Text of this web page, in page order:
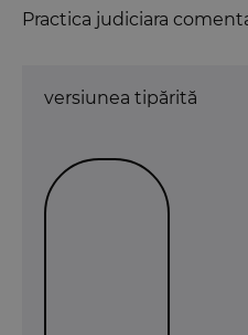
Practica judiciara
versiunea tipărită